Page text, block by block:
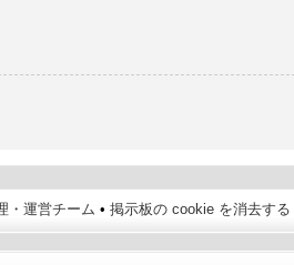
・運営チーム • 掲示板の cookie を消去する